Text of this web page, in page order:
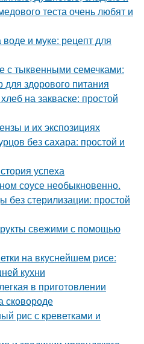
теста очень любят и
и муке: рецепт для
с тыквенными семечками:
здорового питания
на закваске: простой
и их экспозициях
без сахара: простой и
успеха
соусе необыкновенно.
без стерилизации: простой
свежими с помощью
на вкуснейшем рисе:
кухни
в приготовлении
сковороде
рис с креветками и